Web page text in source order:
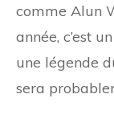
comme Alun
année, c’est
une légende
sera